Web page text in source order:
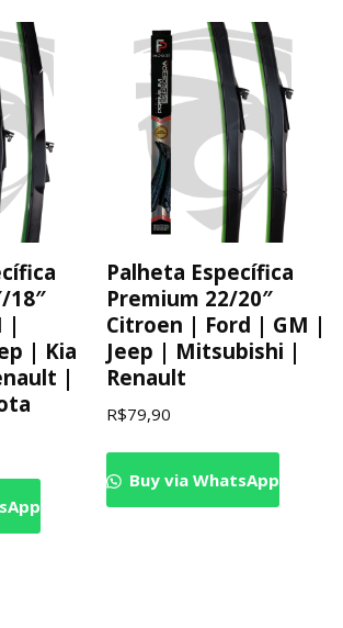
18″
|
| Kia
|
Palheta Específica
Premium 22/20″
Citroen | Ford | GM |
Jeep | Mitsubishi |
Renault
R$79,90
Buy via WhatsApp